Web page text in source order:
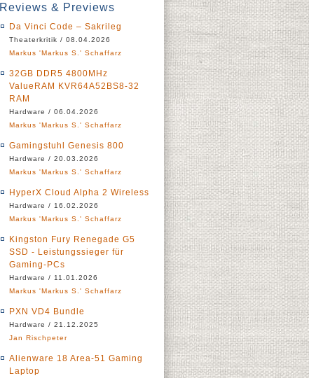
Reviews & Previews
Da Vinci Code – Sakrileg
Theaterkritik / 08.04.2026
Markus 'Markus S.' Schaffarz
32GB DDR5 4800MHz
ValueRAM KVR64A52BS8-32
RAM
Hardware / 06.04.2026
Markus 'Markus S.' Schaffarz
Gamingstuhl Genesis 800
Hardware / 20.03.2026
Markus 'Markus S.' Schaffarz
HyperX Cloud Alpha 2 Wireless
Hardware / 16.02.2026
Markus 'Markus S.' Schaffarz
Kingston Fury Renegade G5
SSD - Leistungssieger für
Gaming-PCs
Hardware / 11.01.2026
Markus 'Markus S.' Schaffarz
PXN VD4 Bundle
Hardware / 21.12.2025
Jan Rischpeter
Alienware 18 Area-51 Gaming
Laptop